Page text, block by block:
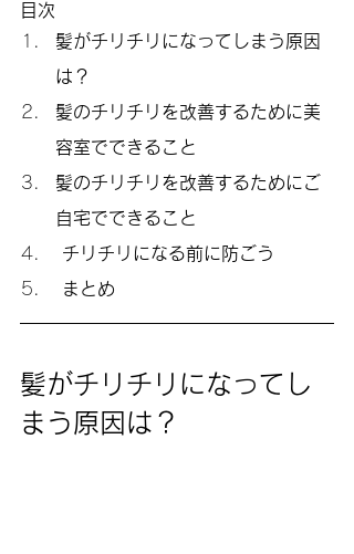
目次
髪がチリチリになってしまう原因
は？
髪のチリチリを改善するために美
容室でできること
髪のチリチリを改善するためにご
自宅でできること
チリチリになる前に防ごう
まとめ
髪がチリチリになってし
まう原因は？